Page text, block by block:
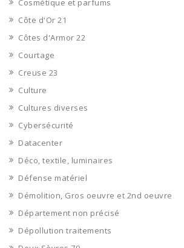
Cosmétique et parfums
Côte d'Or 21
Côtes d'Armor 22
Courtage
Creuse 23
Culture
Cultures diverses
Cybersécurité
Datacenter
Déco, textile, luminaires
Défense matériel
Démolition, Gros oeuvre et 2nd oeuvre
Département non précisé
Dépollution traitements